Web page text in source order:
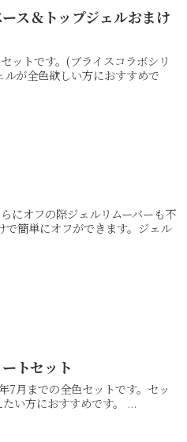
ス＆トップジェルおまけ
ットです。(ブライスコラボシリ
が全色欲しい方におすすめで
にオフの際ジェルリムーバーも不
簡単にオフができます。ジェル
トセット
7月までの全色セットです。セッ
い方におすすめです。 ...